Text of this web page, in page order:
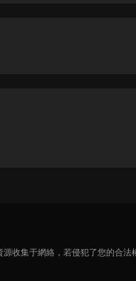
收集于網絡，若侵犯了您的合法